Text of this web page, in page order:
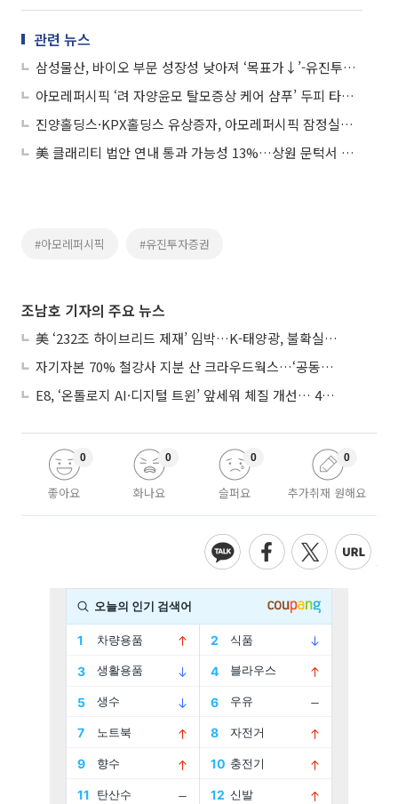
관련 뉴스
삼성물산, 바이오 부문 성장성 낮아져 ‘목표가↓’-유진투자증권
아모레퍼시픽 ‘려 자양윤모 탈모증상 케어 샴푸’ 두피 타입별 선택 가능
진양홀딩스·KPX홀딩스 유상증자, 아모레퍼시픽 잠정실적 (10월 29일)
美 클래리티 법안 연내 통과 가능성 13%…상원 문턱서 제동
#아모레퍼시픽 #유진투자증권
조남호 기자의 주요 뉴스
美 ‘232조 하이브리드 제재’ 임박…K-태양광, 불확실성 털고 날개 다나
자기자본 70% 철강사 지분 산 크라우드웍스…‘공동경영’으로 AI 시너지 낼까
E8, ‘온톨로지 AI·디지털 트윈’ 앞세워 체질 개선… 4분기 흑자전환 총력
좋아요
0
화나요
0
슬퍼요
0
추가취재 원해요
0